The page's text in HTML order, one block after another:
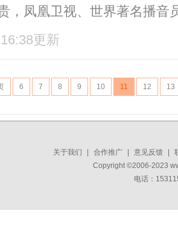
，凤凰卫视、世界著名播音
更新
6 7 8 9 10 11 12 13
关于我们 合作推广 意见反馈
Copyright ©2006-2023
电话：